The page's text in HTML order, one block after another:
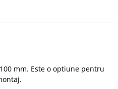
mm. Este o optiune pentru